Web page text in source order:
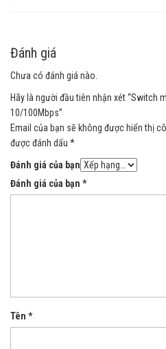
Đánh giá
Chưa có đánh giá nào.
Hãy là người đầu tiên nhận xét “Switch
10/100Mbps”
Email của bạn sẽ không được hiển thị
được đánh dấu *
Đánh giá của bạn
Đánh giá của bạn *
Tên *